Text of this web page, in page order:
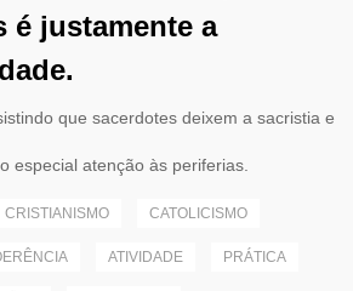
é justamente a
que sacerdotes deixem a sacristia e
especial atenção às periferias.
CRISTIANISMO CATOLICISMO
ATIVIDADE PRÁTICA